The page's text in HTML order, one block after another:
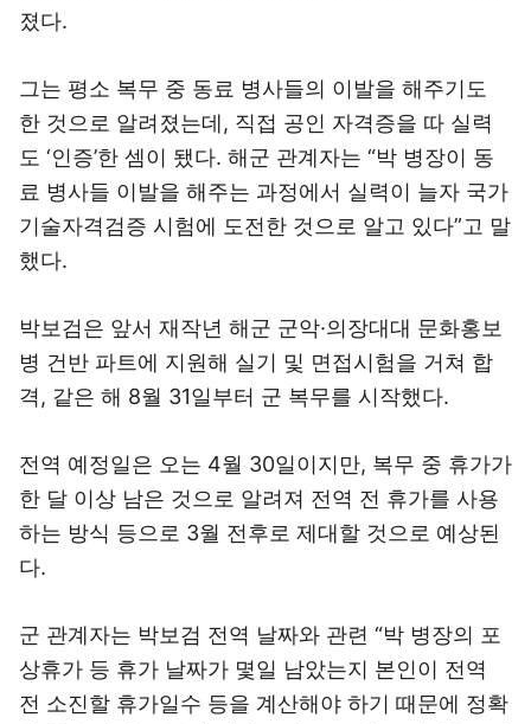
졌다.
그는 평소 복무 중 동료 병사들의 이발을 해주기도
한 것으로 알려졌는데, 직접 공인 자격증을 따 실력
도 ‘인증’한 셈이 됐다. 해군 관계자는 “박 병장이 동
료 병사들 이발을 해주는 과정에서 실력이 늘자 국가
기술자격검증 시험에 도전한 것으로 알고 있다”고 말
했다.
박보검은 앞서 재작년 해군 군악·의장대대 문화홍보
병 건반 파트에 지원해 실기 및 면접시험을 거쳐 합
격, 같은 해 8월 31일부터 군 복무를 시작했다.
전역 예정일은 오는 4월 30일이지만, 복무 중 휴가가
한 달 이상 남은 것으로 알려져 전역 전 휴가를 사용
하는 방식 등으로 3월 전후로 제대할 것으로 예상된
다.
군 관계자는 박보검 전역 날짜와 관련 “박 병장의 포
상휴가 등 휴가 날짜가 몇일 남았는지 본인이 전역
전 소진할 휴가일수 등을 계산해야 하기 때문에 정확